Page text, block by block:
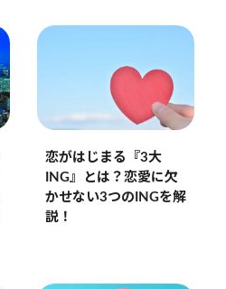
恋がはじまる『3大
ING』とは？恋愛に欠
かせない3つのINGを解
説！